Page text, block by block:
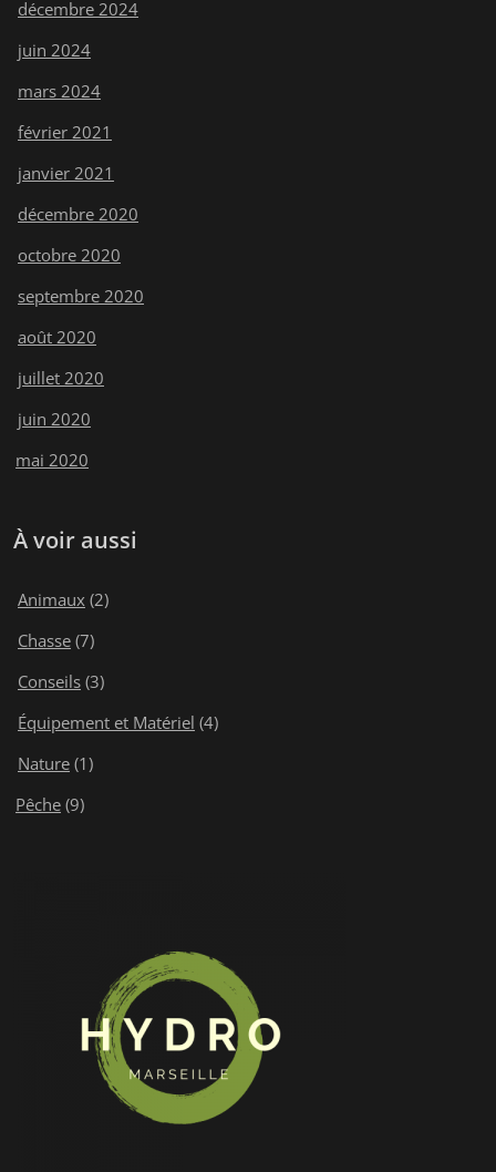
décembre 2024
juin 2024
mars 2024
février 2021
janvier 2021
décembre 2020
octobre 2020
septembre 2020
août 2020
juillet 2020
juin 2020
mai 2020
À voir aussi
Animaux (2)
Chasse (7)
Conseils (3)
Équipement et Matériel (4)
Nature (1)
Pêche (9)